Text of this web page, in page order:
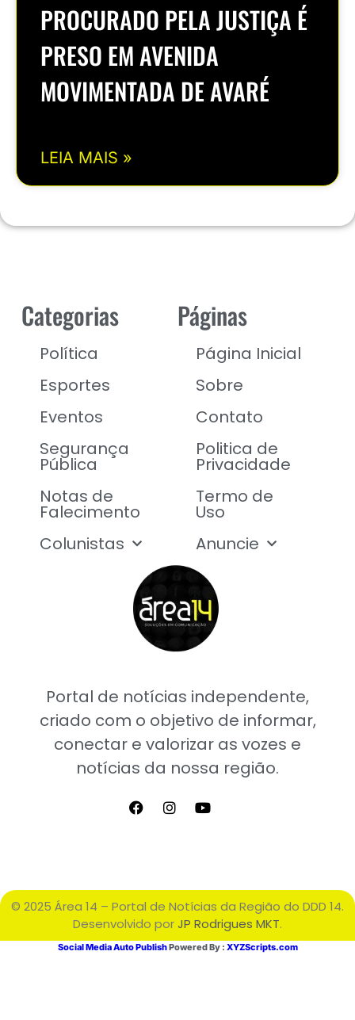
PROCURADO PELA JUSTIÇA É
PRESO EM AVENIDA
MOVIMENTADA DE AVARÉ
LEIA MAIS »
Portal de notícias independente,
criado com o objetivo de informar,
conectar e valorizar as vozes e
notícias da nossa região.
Categorias
Política
Esportes
Eventos
Segurança
Pública
Notas de
Falecimento
Colunistas
Páginas
Página Inicial
Sobre
Contato
Politica de
Privacidade
Termo de
Uso
Anuncie
© 2025 Área 14 – Portal de Notícias da Região do DDD 14.
Desenvolvido porJP Rodrigues MKT.
Social Media Auto PublishPowered By : XYZScripts.com